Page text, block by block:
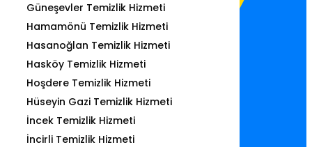
Güneşevler Temizlik Hizmeti
Hamamönü Temizlik Hizmeti
Hasanoğlan Temizlik Hizmeti
Hasköy Temizlik Hizmeti
Hoşdere Temizlik Hizmeti
Hüseyin Gazi Temizlik Hizmeti
İncek Temizlik Hizmeti
İncirli Temizlik Hizmeti